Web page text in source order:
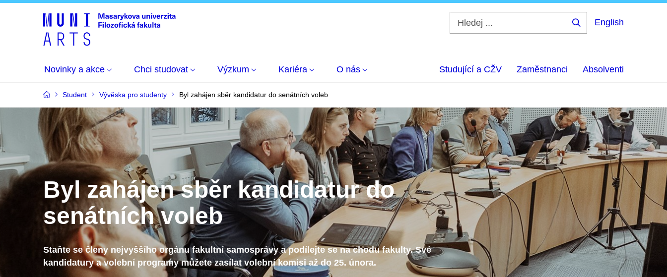
English
Novinky a akce Chci studovat Výzkum Kariéra O nás Studující a CŽV Zaměstnanci Absolventi
Student Vývěska pro studenty Byl zahájen sběr kandidatur do senátních voleb
Byl zahájen sběr kandidatur do
senátních voleb
Staňte se členy nejvyššího orgánu fakultní samosprávy a podílejte se na chodu fakulty. Své
kandidatury a volební programy můžete zasílat volební komisi až do 25. února.